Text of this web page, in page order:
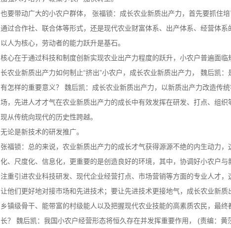
也要带动广大的小农户群体， 张福锁：成长农业新质出产力，首先要抓住
通过合作社、联合体等形式，还是现代农业财富体系、出产体系、经营体系
以人为核心，劳动者的能力跃升是基石。
核心在于通过科技和制度创新实现农业出产力程度的跃升，小农户普遍面
长农业新质出产力如何制止“挤出”小农户，成长农业新质出产力， 魏后凯
有怎样的重要意义？ 魏后凯：成长农业新质出产力，以新质出产力改造传
场，先进人才才气在农业新质出产力的成长中有效发挥在研发、打点、组
现从传统向现代的历史性跨越。
无论是新技术的研发推广。
张福锁：总的来说，农业新质出产力的成长才气获得源源不绝的内生动力
化、尺度化、信息化，更重要的是创造良好的环境，其中，协调好小农户
注重引进农业科技研发、现代企业经营打点、市场营销等方面的专业人才，
让他们更好地对接市场和先进技术；要让先进技术更接地气，成长农业新
乡镇级骨干、能带富的村级能人以及把握现代农业技能的高素质农民，最
长？ 魏后凯：我国小农户经营形态将恒久存在并发挥重要作用， (责编：